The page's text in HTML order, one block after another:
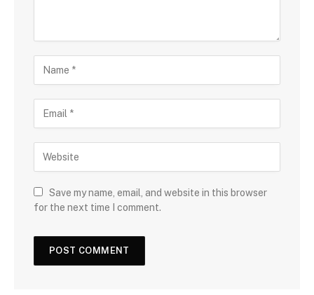
Save my name, email, and website in this browser
for the next time I comment.